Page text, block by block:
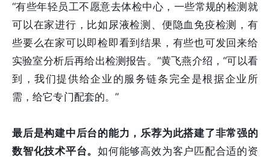
“有些年轻员工不愿意去体检中心，一些常规的检测就
可以在家进行，比如尿液检测、便隐血免疫检测，有
些要么在家可以即检即看到结果，有些也可发回来给
实验室分析后再给出检测报告。”黄飞燕介绍，“可以看
到，我们提供给企业的服务链条完全是根据企业所
需，给它专门配套的。”
最后是构建中后台的能力，乐荐为此搭建了非常强的
数智化技术平台。如何能够高效为客户匹配合适的资